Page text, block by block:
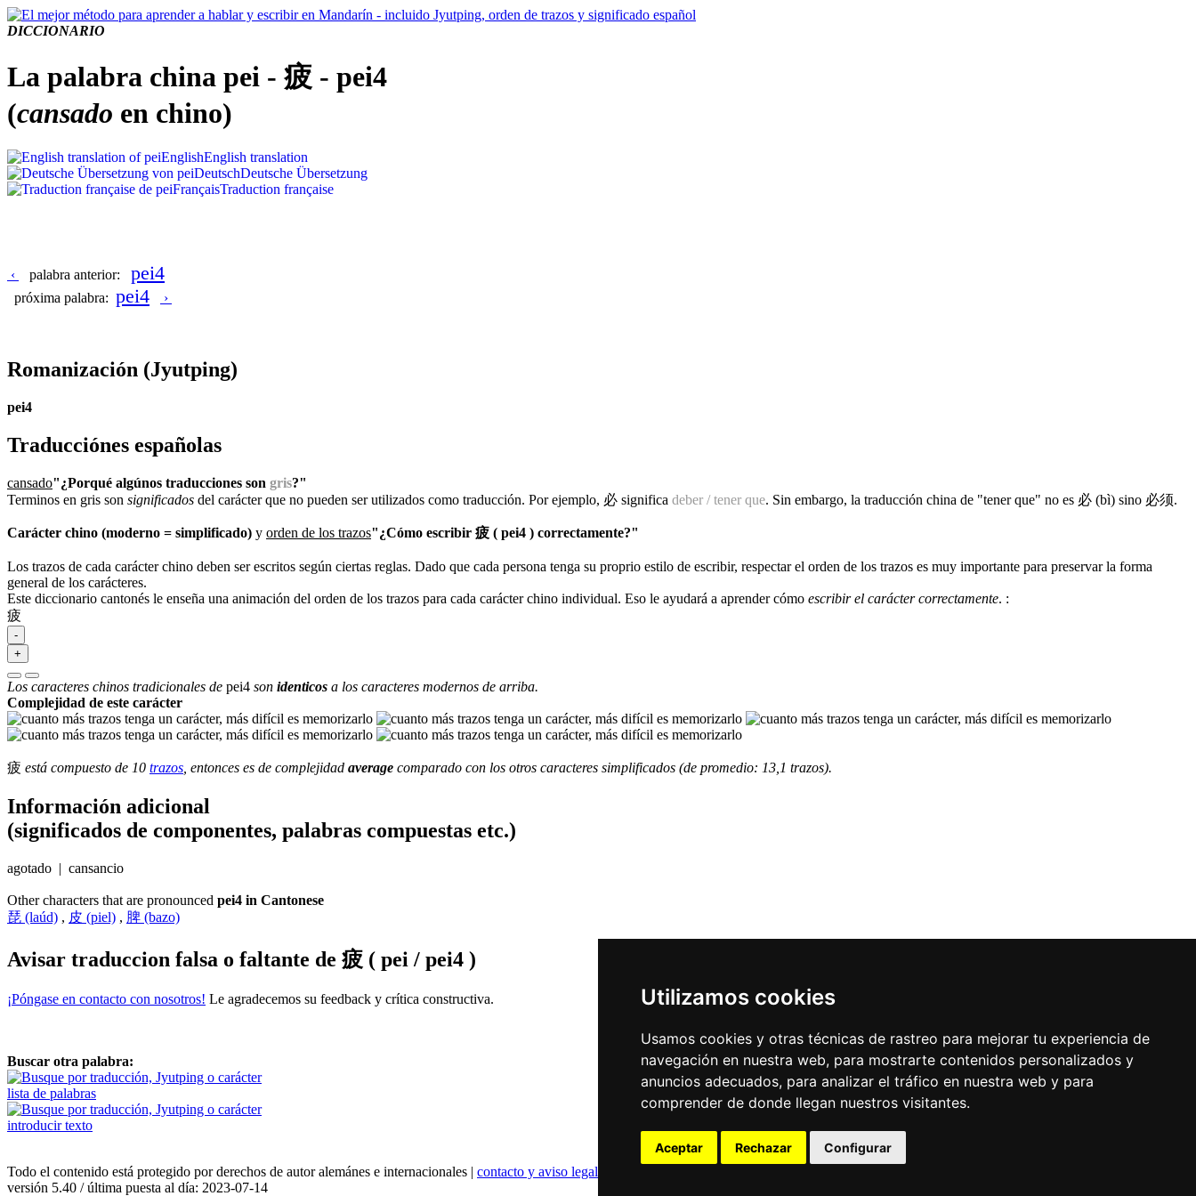
Utilizamos cookies
Usamos cookies y otras técnicas de rastreo para mejorar tu experiencia de
navegación en nuestra web, para mostrarte contenidos personalizados y
anuncios adecuados, para analizar el tráfico en nuestra web y para
comprender de donde llegan nuestros visitantes.
Aceptar Rechazar Configurar
DICCIONARIO
La palabra china pei - 疲 - pei4
(cansado en chino)
EnglishEnglish translation
DeutschDeutsche Übersetzung
FrançaisTraduction française
‹ palabra anterior: pei4
próxima palabra: pei4 ›
Romanización (Jyutping)
pei4
Traducciónes españolas
cansado"¿Porqué algúnos traducciones son gris?"
Terminos en gris son significados del carácter que no pueden ser utilizados como traducción. Por ejemplo, 必 significa deber / tener que. Sin embargo, la traducción china de "tener que" no es 必 (bì) sino 必须.
Carácter chino (moderno = simplificado) y orden de los trazos"¿Cómo escribir 疲 ( pei4 ) correctamente?"
Los trazos de cada carácter chino deben ser escritos según ciertas reglas. Dado que cada persona tenga su proprio estilo de escribir, respectar el orden de los trazos es muy importante para preservar la forma
general de los carácteres.
Este diccionario cantonés le enseña una animación del orden de los trazos para cada carácter chino individual. Eso le ayudará a aprender cómo escribir el carácter correctamente. :
疲
-
+
Los caracteres chinos tradicionales de pei4 son identicos a los caracteres modernos de arriba.
Complejidad de este carácter
疲 está compuesto de 10 trazos , entonces es de complejidad average comparado con los otros caracteres simplificados (de promedio: 13,1 trazos).
Información adicional
(significados de componentes, palabras compuestas etc.)
agotado | cansancio
Other characters that are pronounced pei4 in Cantonese
琵 (laúd) , 皮 (piel) , 脾 (bazo)
Avisar traduccion falsa o faltante de 疲 ( pei / pei4 )
¡Póngase en contacto con nosotros! Le agradecemos su feedback y crítica constructiva.
Buscar otra palabra:
lista de palabras
introducir texto
Todo el contenido está protegido por derechos de autor alemánes e internacionales | contacto y aviso legal
versión 5.40 / última puesta al día: 2023-07-14